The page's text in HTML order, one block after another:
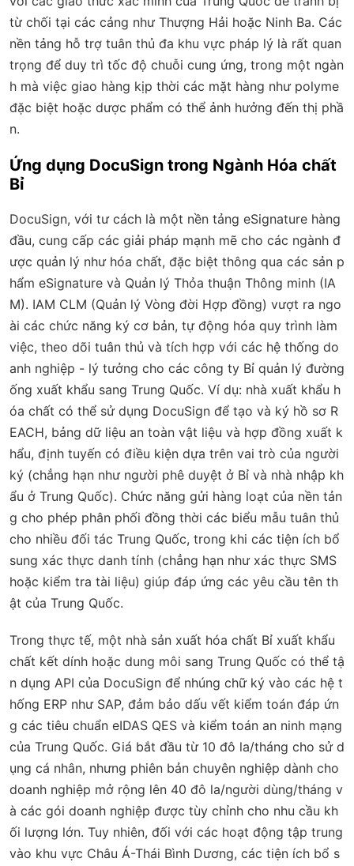
từ chối tại các cảng như Thượng Hải hoặc Ninh Ba. Các
nền tảng hỗ trợ tuân thủ đa khu vực pháp lý là rất quan
trọng để duy trì tốc độ chuỗi cung ứng, trong một ngàn
h mà việc giao hàng kịp thời các mặt hàng như polyme
đặc biệt hoặc dược phẩm có thể ảnh hưởng đến thị phầ
n.
Ứng dụng DocuSign trong Ngành Hóa chất
Bỉ
DocuSign, với tư cách là một nền tảng eSignature hàng
đầu, cung cấp các giải pháp mạnh mẽ cho các ngành đ
ược quản lý như hóa chất, đặc biệt thông qua các sản p
hẩm eSignature và Quản lý Thỏa thuận Thông minh (IA
M). IAM CLM (Quản lý Vòng đời Hợp đồng) vượt ra ngo
ài các chức năng ký cơ bản, tự động hóa quy trình làm
việc, theo dõi tuân thủ và tích hợp với các hệ thống do
anh nghiệp - lý tưởng cho các công ty Bỉ quản lý đường
ống xuất khẩu sang Trung Quốc. Ví dụ: nhà xuất khẩu h
óa chất có thể sử dụng DocuSign để tạo và ký hồ sơ R
EACH, bảng dữ liệu an toàn vật liệu và hợp đồng xuất k
hẩu, định tuyến có điều kiện dựa trên vai trò của người
ký (chẳng hạn như người phê duyệt ở Bỉ và nhà nhập kh
ẩu ở Trung Quốc). Chức năng gửi hàng loạt của nền tản
g cho phép phân phối đồng thời các biểu mẫu tuân thủ
cho nhiều đối tác Trung Quốc, trong khi các tiện ích bổ
sung xác thực danh tính (chẳng hạn như xác thực SMS
hoặc kiểm tra tài liệu) giúp đáp ứng các yêu cầu tên th
ật của Trung Quốc.
Trong thực tế, một nhà sản xuất hóa chất Bỉ xuất khẩu
chất kết dính hoặc dung môi sang Trung Quốc có thể tậ
n dụng API của DocuSign để nhúng chữ ký vào các hệ t
hống ERP như SAP, đảm bảo dấu vết kiểm toán đáp ứn
g các tiêu chuẩn eIDAS QES và kiểm toán an ninh mạng
của Trung Quốc. Giá bắt đầu từ 10 đô la/tháng cho sử d
ụng cá nhân, nhưng phiên bản chuyên nghiệp dành cho
doanh nghiệp mở rộng lên 40 đô la/người dùng/tháng v
à các gói doanh nghiệp được tùy chỉnh cho nhu cầu kh
ối lượng lớn. Tuy nhiên, đối với các hoạt động tập trung
vào khu vực Châu Á-Thái Bình Dương, các tiện ích bổ s